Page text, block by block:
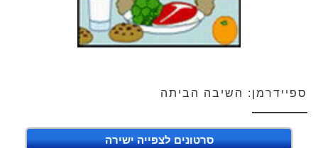
ספיידרמן: השיבה הביתה
סרטונים לצפייה ישירה